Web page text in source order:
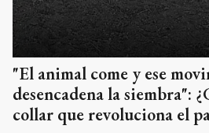
"El animal come y ese
desencadena la siembra":
collar que revoluciona el